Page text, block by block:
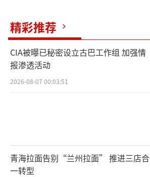
精彩推荐
CIA被曝已秘密设立古巴工作组 加强情
报渗透活动
2026-08-07 00:03:51
青海拉面告别“兰州拉面” 推进三店合
一转型